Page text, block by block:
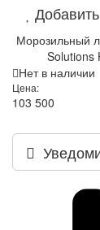
Морозильный
Solutions
Нет в наличии
Цена:
103 500